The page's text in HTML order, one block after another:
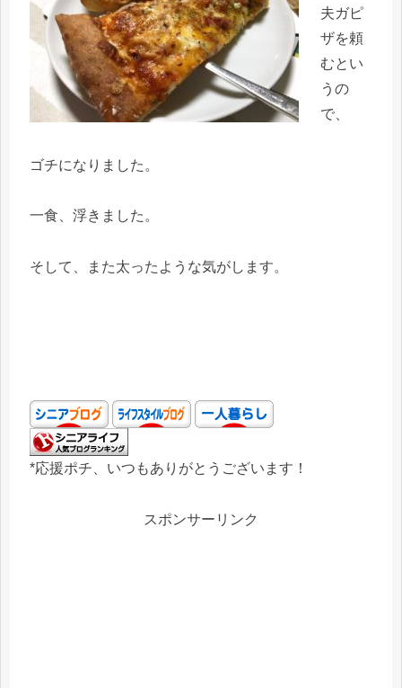
夫ガピ
ザを頼
むとい
うの
で、
ゴチになりました。
一食、浮きました。
そして、また太ったような気がします。
*応援ポチ、いつもありがとうございます！
スポンサーリンク